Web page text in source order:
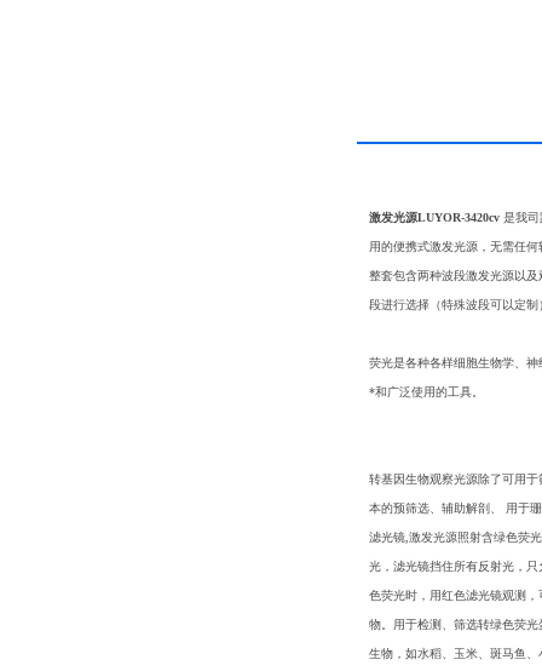
激发光源LUYOR-3420cv 是我司
用的便携式激发光源，无需任
整套包含两种波段激发光源以
段进行选择（特殊波段可以定制
荧光是各种各样细胞生物学、
*和广泛使用的工具。
转基因生物观察光源除了可用
本的预筛选、辅助解剖、 用于
滤光镜,激发光源照射含绿色荧
光，滤光镜挡住所有反射光，
色荧光时，用红色滤光镜观测
物。用于检测、筛选转绿色荧光
生物，如水稻、玉米、斑马鱼